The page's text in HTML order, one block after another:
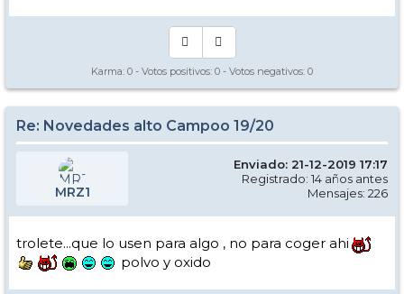
Karma: 0 - Votos positivos: 0 - Votos negativos: 0
Re: Novedades alto Campoo 19/20
MRZ1
Enviado: 21-12-2019 17:17
Registrado: 14 años antes
Mensajes: 226
trolete...que lo usen para algo , no para coger ahi
polvo y oxido